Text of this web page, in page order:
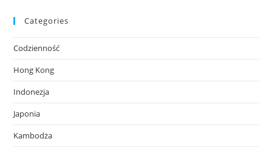
Categories
Codzienność
Hong Kong
Indonezja
Japonia
Kambodża